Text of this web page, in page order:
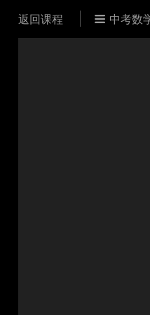
返回课程  中考数